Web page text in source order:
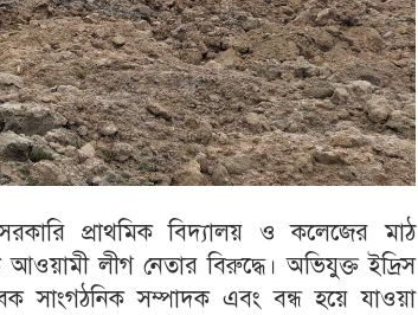
প্রাথমিক বিদ্যালয় ও কলেজের মাঠ
লীগ নেতার বিরুদ্ধে। অভিযুক্ত ইদ্রিস
সাংগঠনিক সম্পাদক এবং বন্ধ হয়ে যাওয়া